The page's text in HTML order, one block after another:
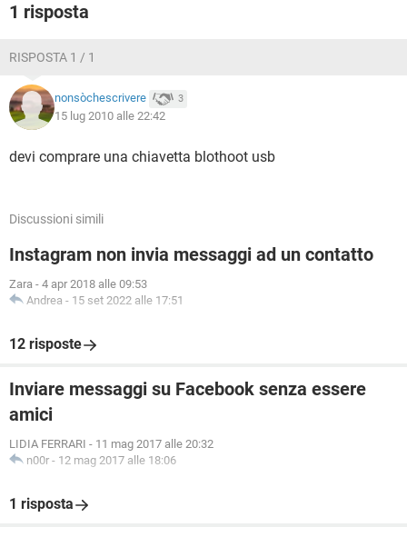
1 risposta
RISPOSTA 1 / 1
nonsòchescrivere 3
15 lug 2010 alle 22:42
devi comprare una chiavetta blothoot usb
Discussioni simili
Instagram non invia messaggi ad un contatto
Zara - 4 apr 2018 alle 09:53
Andrea - 15 set 2022 alle 17:51
12 risposte
Inviare messaggi su Facebook senza essere
amici
LIDIA FERRARI - 11 mag 2017 alle 20:32
n00r - 12 mag 2017 alle 18:06
1 risposta